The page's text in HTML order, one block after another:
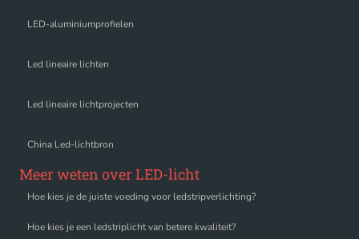
LED-aluminiumprofielen
Led lineaire lichten
Led lineaire lichtprojecten
China Led-lichtbron
Meer weten over LED-licht
Hoe kies je de juiste voeding voor ledstripverlichting?
Hoe kies je een ledstriplicht van betere kwaliteit?